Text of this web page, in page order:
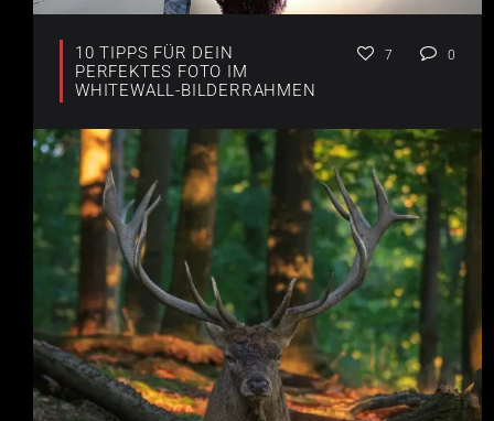
10 TIPPS FÜR DEIN
PERFEKTES FOTO IM
WHITEWALL-BILDERRAHMEN
7 0